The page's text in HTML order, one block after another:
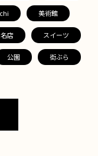
美術館
店 スイーツ
公園 街ぶら